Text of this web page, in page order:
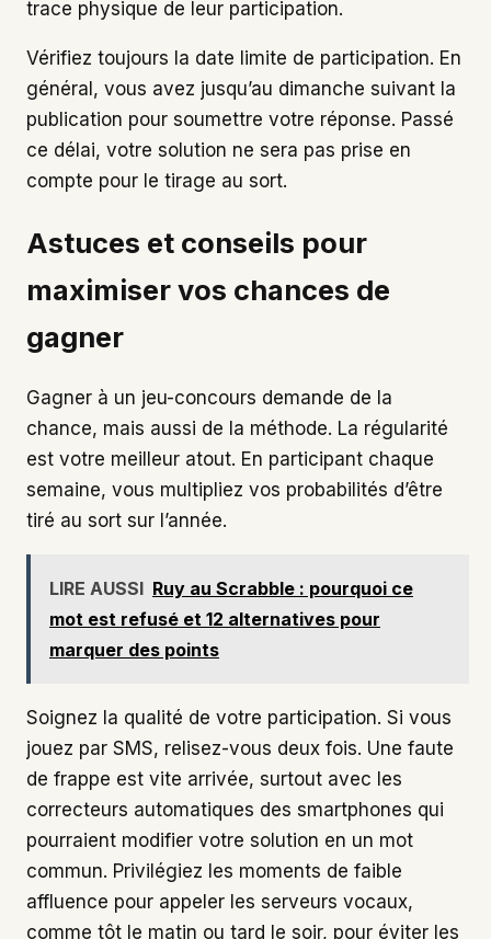
trace physique de leur participation.
Vérifiez toujours la date limite de participation. En
général, vous avez jusqu’au dimanche suivant la
publication pour soumettre votre réponse. Passé
ce délai, votre solution ne sera pas prise en
compte pour le tirage au sort.
Astuces et conseils pour
maximiser vos chances de
gagner
Gagner à un jeu-concours demande de la
chance, mais aussi de la méthode. La régularité
est votre meilleur atout. En participant chaque
semaine, vous multipliez vos probabilités d’être
tiré au sort sur l’année.
LIRE AUSSI Ruy au Scrabble : pourquoi ce
mot est refusé et 12 alternatives pour
marquer des points
Soignez la qualité de votre participation. Si vous
jouez par SMS, relisez-vous deux fois. Une faute
de frappe est vite arrivée, surtout avec les
correcteurs automatiques des smartphones qui
pourraient modifier votre solution en un mot
commun. Privilégiez les moments de faible
affluence pour appeler les serveurs vocaux,
comme tôt le matin ou tard le soir, pour éviter les